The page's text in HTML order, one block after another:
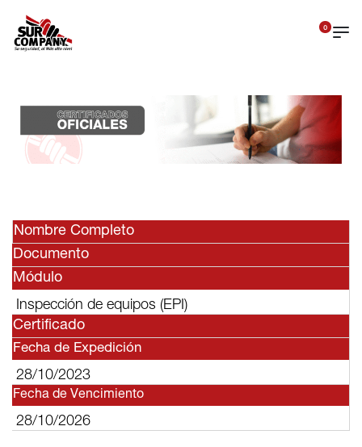
0
Nombre Completo
Documento
Módulo
Inspección de equipos (EPI)
Certificado
Fecha de Expedición
28/10/2023
Fecha de Vencimiento
28/10/2026